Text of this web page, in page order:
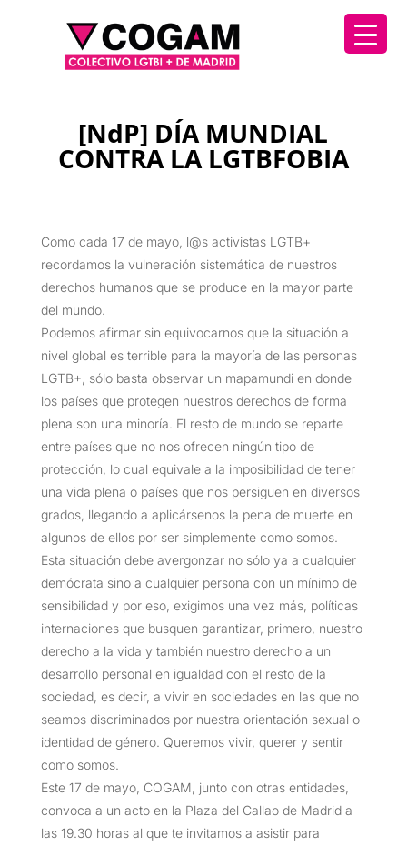
[NdP] DÍA MUNDIAL
CONTRA LA LGTBFOBIA
Como cada 17 de mayo, l@s activistas LGTB+
recordamos la vulneración sistemática de nuestros
derechos humanos que se produce en la mayor parte
del mundo.
Podemos afirmar sin equivocarnos que la situación a
nivel global es terrible para la mayoría de las personas
LGTB+, sólo basta observar un mapamundi en donde
los países que protegen nuestros derechos de forma
plena son una minoría. El resto de mundo se reparte
entre países que no nos ofrecen ningún tipo de
protección, lo cual equivale a la imposibilidad de tener
una vida plena o países que nos persiguen en diversos
grados, llegando a aplicársenos la pena de muerte en
algunos de ellos por ser simplemente como somos.
Esta situación debe avergonzar no sólo ya a cualquier
demócrata sino a cualquier persona con un mínimo de
sensibilidad y por eso, exigimos una vez más, políticas
internaciones que busquen garantizar, primero, nuestro
derecho a la vida y también nuestro derecho a un
desarrollo personal en igualdad con el resto de la
sociedad, es decir, a vivir en sociedades en las que no
seamos discriminados por nuestra orientación sexual o
identidad de género. Queremos vivir, querer y sentir
como somos.
Este 17 de mayo, COGAM, junto con otras entidades,
convoca a un acto en la Plaza del Callao de Madrid a
las 19.30 horas al que te invitamos a asistir para